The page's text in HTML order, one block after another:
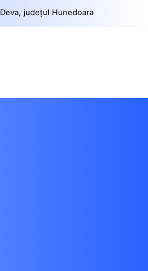
Deva, județul Hunedoara